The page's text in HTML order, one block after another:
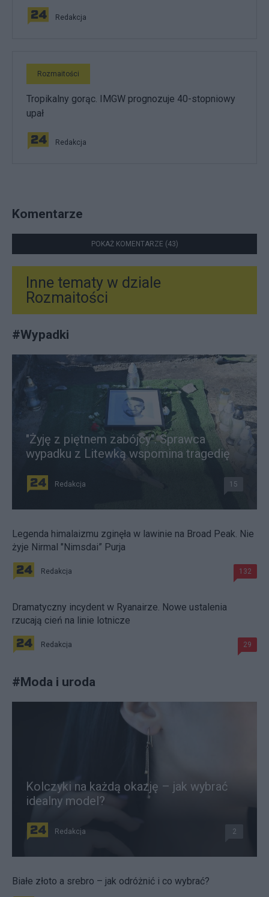
Redakcja
Rozmaitości
Tropikalny gorąc. IMGW prognozuje 40-stopniowy
upał
Redakcja
Komentarze
POKAŻ KOMENTARZE (43)
Inne tematy w dziale
Rozmaitości
#Wypadki
"Żyję z piętnem zabójcy". Sprawca
wypadku z Litewką wspomina tragedię
Redakcja 15
Legenda himalaizmu zginęła w lawinie na Broad Peak. Nie
żyje Nirmal "Nimsdai” Purja
Redakcja 132
Dramatyczny incydent w Ryanairze. Nowe ustalenia
rzucają cień na linie lotnicze
Redakcja 29
#Moda i uroda
Kolczyki na każdą okazję – jak wybrać
idealny model?
Redakcja 2
Białe złoto a srebro – jak odróżnić i co wybrać?